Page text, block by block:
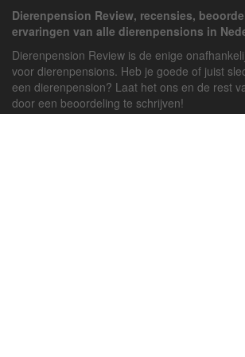
Dierenpension Review, recensies,
ervaringen van alle dierenpensions in
Dierenpension Review is de enige
voor dierenpensions. Heb je goede of juist
een dierenpension? Laat het ons en de rest
door een beoordeling te schrijven!